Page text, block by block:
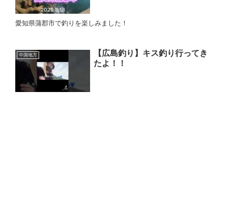
愛知県蒲郡市で釣りを楽しみました！
中国地方
【広島釣り】キス釣り行ってき
たよ！！